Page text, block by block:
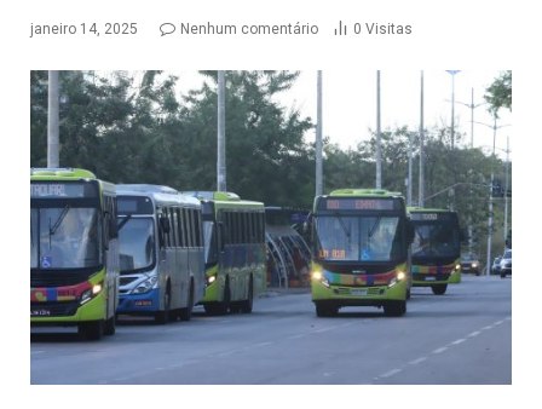
janeiro 14, 2025 Nenhum comentário 0 Visitas